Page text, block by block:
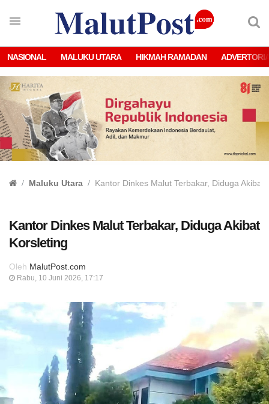
NASIONAL MALUKU UTARA HIKMAH RAMADAN
Maluku Utara Kantor Dinkes Malut Terbakar, Diduga Akibat
Kantor Dinkes Malut Terbakar, Diduga Akibat
Korsleting
Oleh MalutPost.com
Rabu, 10 Juni 2026, 17:17